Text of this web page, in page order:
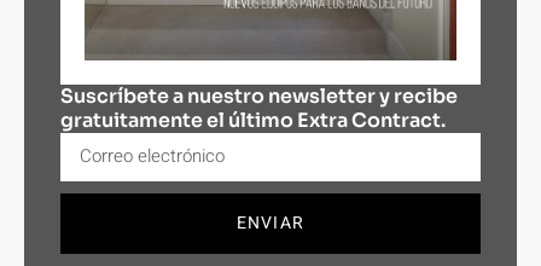
Suscríbete a nuestro newsletter y recibe
gratuitamente el último Extra Contract.
ENVIAR